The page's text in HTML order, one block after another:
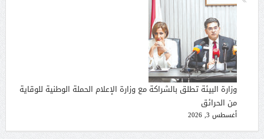
وزارة البيئة تطلق بالشراكة مع وزارة الإعلام الحملة الوطنية للوقاية
من الحرائق
أغسطس 3, 2026